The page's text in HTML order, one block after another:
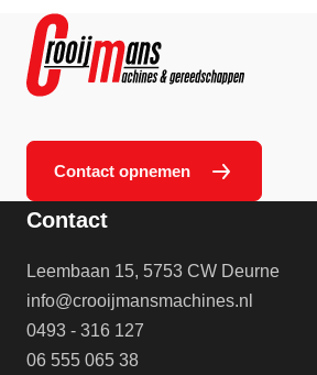
Contact opnemen
Contact
Leembaan 15, 5753 CW Deurne
info@crooijmansmachines.nl
0493 - 316 127
06 555 065 38